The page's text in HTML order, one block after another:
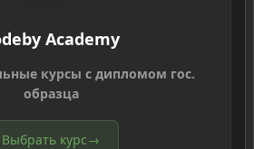
Academy
курсы с дипломом гос.
образца
Выбрать курс→